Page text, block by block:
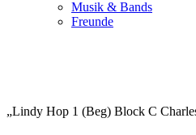
Musik & Bands
Freunde
„Lindy Hop 1 (Beg) Block C